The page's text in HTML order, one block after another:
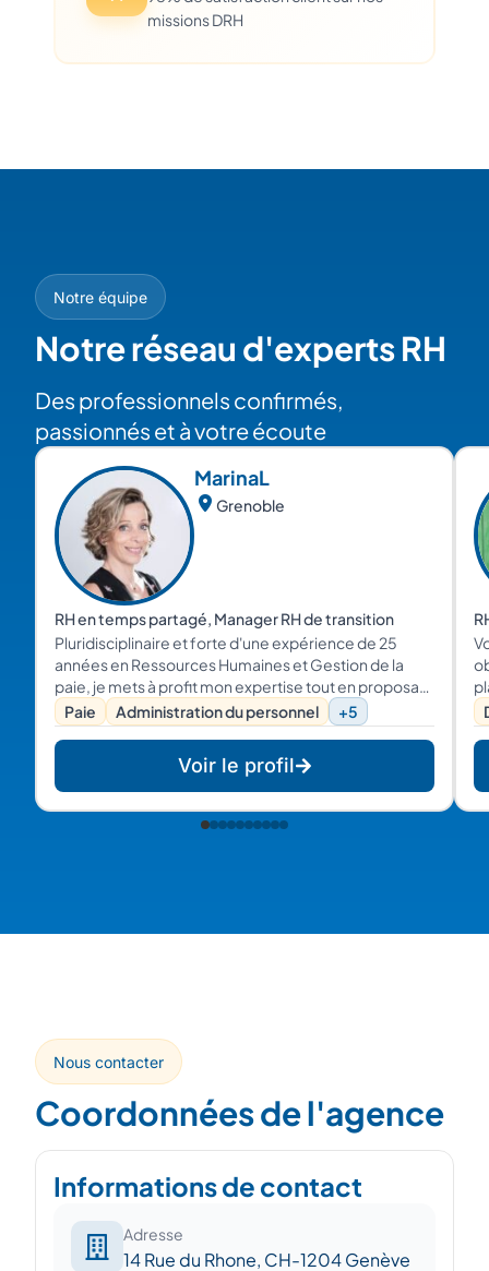
missions DRH
Notre équipe
Notre réseau d'experts RH
Des professionnels confirmés,
passionnés et à votre écoute
MarinaL
Grenoble
RH en temps partagé, Manager RH de transition
Pluridisciplinaire et forte d'une expérience de 25
années en Ressources Humaines et Gestion de la
paie, je mets à profit mon expertise tout en proposant
des prestations sur mesure, adaptées au projet et à
l’environnement de l’entreprise porteuse de ce
projet. Je propose un accompagnement à la fois
opérationnel, stratégique avec du conseil et des
prestations de service dans le domaine de la gestion
sociale et de la Paie, de la Formation, du
Paie Administration du personnel +5
Voir le profil
Nous contacter
Coordonnées de l'agence
Informations de contact
Adresse
14 Rue du Rhone, CH-1204 Genève